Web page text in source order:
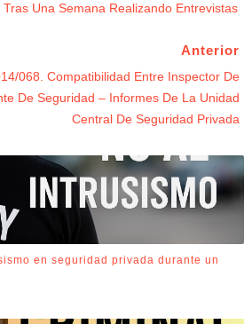
Una Semana Realizando Entrevistas
Anterior
068. Compatibilidad Entre Inspector De
De Seguridad – Informes De La Unidad
Central De Seguridad Privada
en seguridad privada durante un